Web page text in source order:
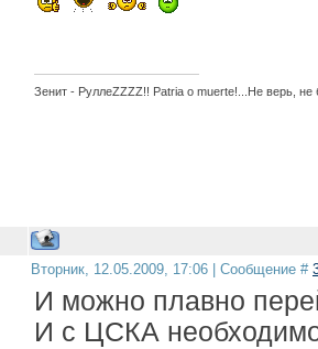
Зенит - РуллеZZZZ!! Patria o muerte!...Не верь, не
Вторник, 12.05.2009, 17:06 | Сообщение #
И можно плавно
И с ЦСКА